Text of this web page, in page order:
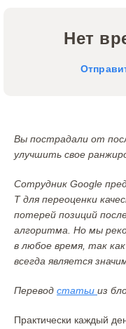
Нет
Вы пострадали от
улучшить свое
Сотрудник Google
T для переоценки
потерей позиций
алгоритма. Но мы
в любое время, так
всегда является
Перевод статьи из
Практически каждый